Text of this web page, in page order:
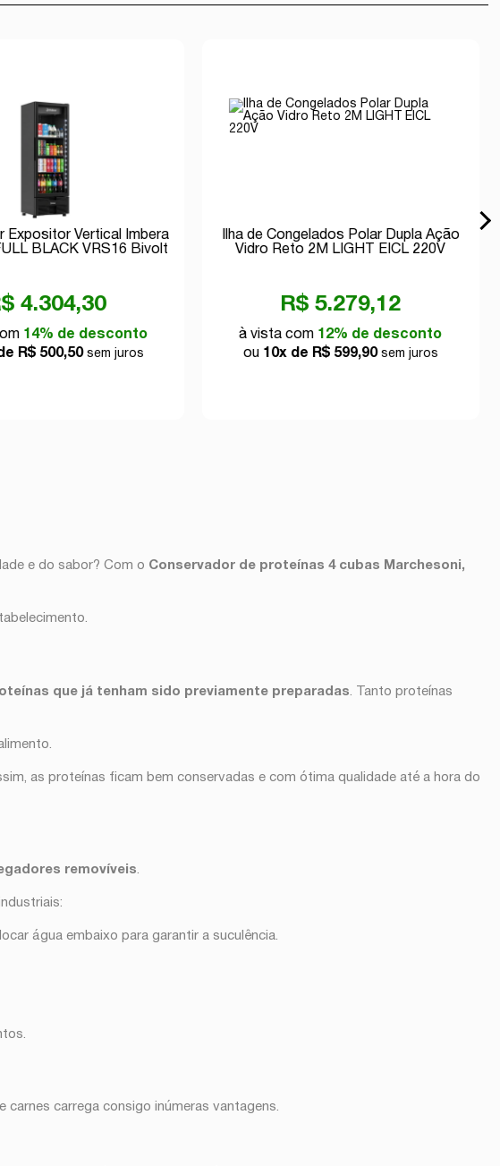
Expositor Vertical Imbera
BLACK VRS16 Bivolt
4.304,30
14% de desconto
R$ 500,50sem juros
Ilha de Congelados Polar Dupla Ação
Vidro Reto 2M LIGHT EICL 220V
R$ 5.279,12
à vista com 12% de desconto
ou 10x de R$ 599,90sem juros
e do sabor? Com o Conservador de proteínas 4 cubas Marchesoni,
que já tenham sido previamente preparadas
. Tanto proteínas
as proteínas ficam bem conservadas e com ótima qualidade até a hora do
removíveis.
água embaixo para garantir a suculência.
carrega consigo inúmeras vantagens.